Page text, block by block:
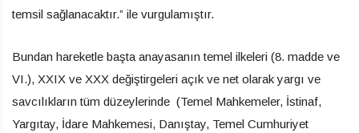
temsil sağlanacaktır.” ile vurgulamıştır.
Bundan hareketle başta anayasanın temel ilkeleri (8. madde ve
VI.), XXIX ve XXX değiştirgeleri açık ve net olarak yargı ve
savcılıkların tüm düzeylerinde (Temel Mahkemeler, İstinaf,
Yargıtay, İdare Mahkemesi, Danıştay, Temel Cumhuriyet